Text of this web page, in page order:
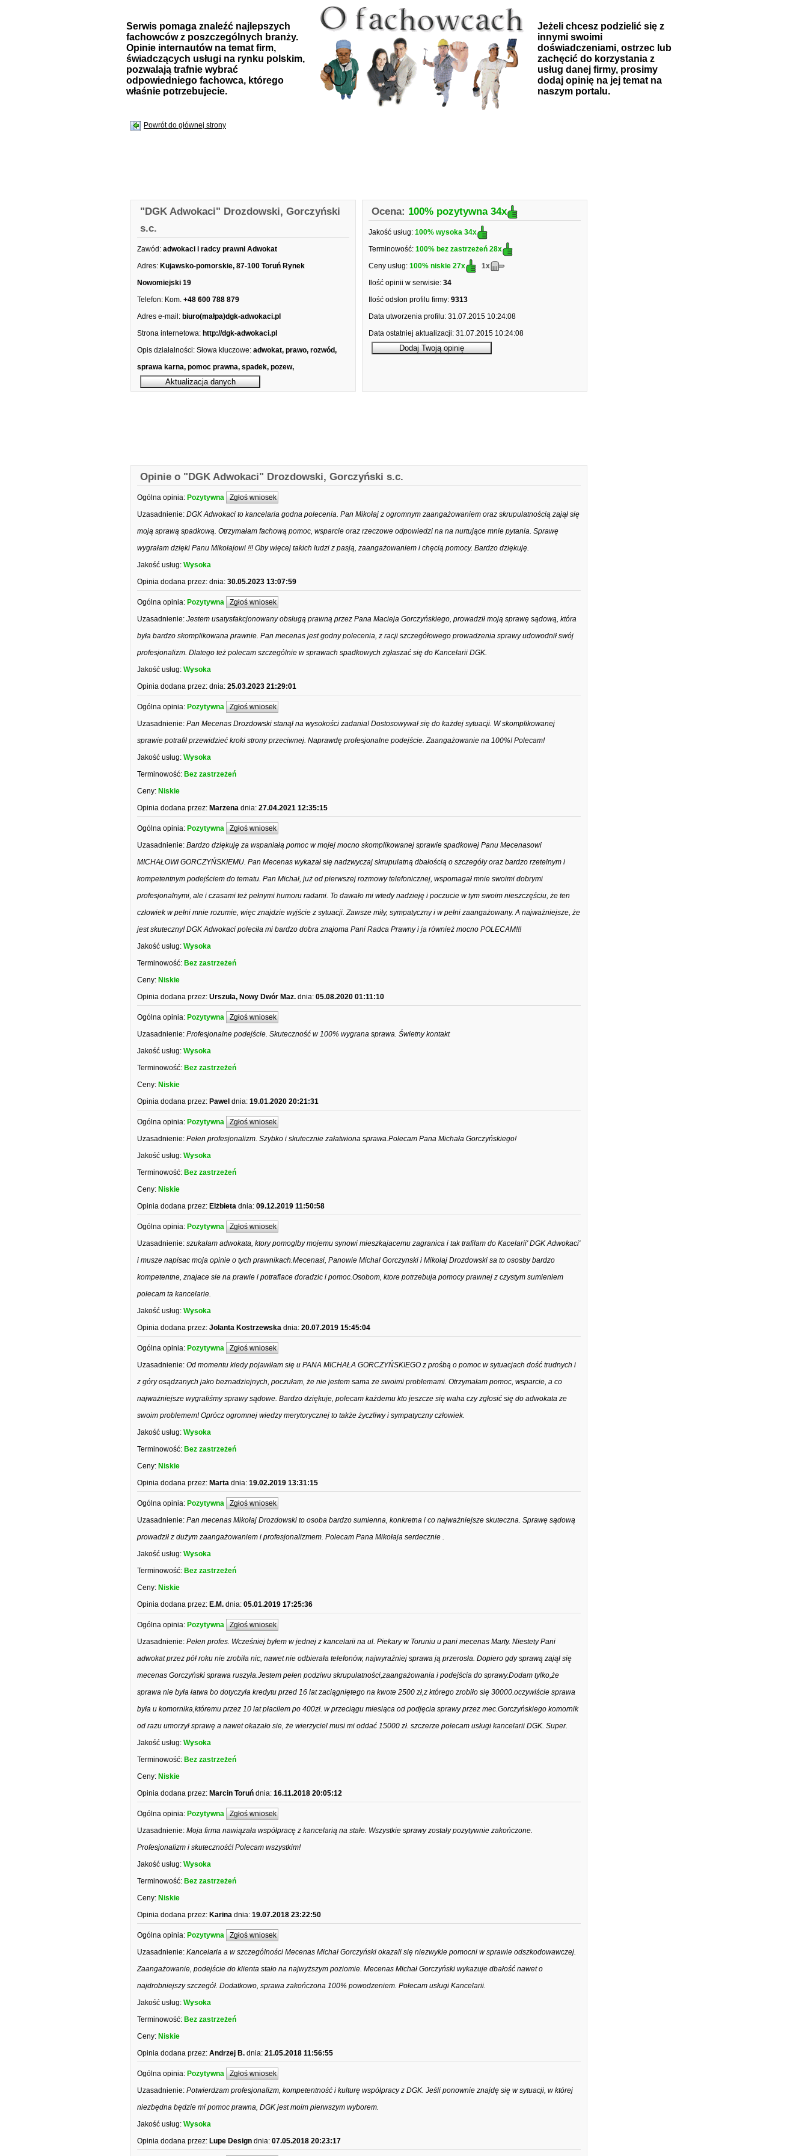
Serwis pomaga znaleźć najlepszych
fachowców z poszczególnych branży.
Opinie internautów na temat firm,
świadczących usługi na rynku polskim,
pozwalają trafnie wybrać
odpowiedniego fachowca, którego
właśnie potrzebujecie.
Jeżeli chcesz podzielić się z
innymi swoimi
doświadczeniami, ostrzec lub
zachęcić do korzystania z
usług danej firmy, prosimy
dodaj opinię na jej temat na
naszym portalu.
Powrót do głównej strony
"DGK Adwokaci" Drozdowski, Gorczyński
s.c.
Zawód: adwokaci i radcy prawni Adwokat
Adres: Kujawsko-pomorskie, 87-100 Toruń Rynek
Nowomiejski 19
Telefon: Kom. +48 600 788 879
Adres e-mail: biuro(małpa)dgk-adwokaci.pl
Strona internetowa: http://dgk-adwokaci.pl
Opis działalności: Słowa kluczowe: adwokat, prawo, rozwód,
sprawa karna, pomoc prawna, spadek, pozew,
Ocena: 100% pozytywna 34x
Jakość usług: 100% wysoka 34x
Terminowość: 100% bez zastrzeżeń 28x
Ceny usług: 100% niskie 27x
1x
Ilość opinii w serwisie: 34
Ilość odsłon profilu firmy: 9313
Data utworzenia profilu: 31.07.2015 10:24:08
Data ostatniej aktualizacji: 31.07.2015 10:24:08
Opinie o "DGK Adwokaci" Drozdowski, Gorczyński s.c.
Ogólna opinia: Pozytywna Zgłoś wniosek
Uzasadnienie: DGK Adwokaci to kancelaria godna polecenia. Pan Mikołaj z ogromnym zaangażowaniem oraz skrupulatnością zajął się
moją sprawą spadkową. Otrzymałam fachową pomoc, wsparcie oraz rzeczowe odpowiedzi na na nurtujące mnie pytania. Sprawę
wygrałam dzięki Panu Mikołajowi !!! Oby więcej takich ludzi z pasją, zaangażowaniem i chęcią pomocy. Bardzo dziękuję.
Jakość usług: Wysoka
Opinia dodana przez: dnia: 30.05.2023 13:07:59
Ogólna opinia: Pozytywna Zgłoś wniosek
Uzasadnienie: Jestem usatysfakcjonowany obsługą prawną przez Pana Macieja Gorczyńskiego, prowadził moją sprawę sądową, która
była bardzo skomplikowana prawnie. Pan mecenas jest godny polecenia, z racji szczegółowego prowadzenia sprawy udowodnił swój
profesjonalizm. Dlatego też polecam szczególnie w sprawach spadkowych zgłaszać się do Kancelarii DGK.
Jakość usług: Wysoka
Opinia dodana przez: dnia: 25.03.2023 21:29:01
Ogólna opinia: Pozytywna Zgłoś wniosek
Uzasadnienie: Pan Mecenas Drozdowski stanął na wysokości zadania! Dostosowywał się do każdej sytuacji. W skomplikowanej
sprawie potrafił przewidzieć kroki strony przeciwnej. Naprawdę profesjonalne podejście. Zaangażowanie na 100%! Polecam!
Jakość usług: Wysoka
Terminowość: Bez zastrzeżeń
Ceny: Niskie
Opinia dodana przez: Marzena dnia: 27.04.2021 12:35:15
Ogólna opinia: Pozytywna Zgłoś wniosek
Uzasadnienie: Bardzo dziękuję za wspaniałą pomoc w mojej mocno skomplikowanej sprawie spadkowej Panu Mecenasowi
MICHAŁOWI GORCZYŃSKIEMU. Pan Mecenas wykazał się nadzwyczaj skrupulatną dbałością o szczegóły oraz bardzo rzetelnym i
kompetentnym podejściem do tematu. Pan Michał, już od pierwszej rozmowy telefonicznej, wspomagał mnie swoimi dobrymi
profesjonalnymi, ale i czasami też pełnymi humoru radami. To dawało mi wtedy nadzieję i poczucie w tym swoim nieszczęściu, że ten
człowiek w pełni mnie rozumie, więc znajdzie wyjście z sytuacji. Zawsze miły, sympatyczny i w pełni zaangażowany. A najważniejsze, że
jest skuteczny! DGK Adwokaci poleciła mi bardzo dobra znajoma Pani Radca Prawny i ja również mocno POLECAM!!!
Jakość usług: Wysoka
Terminowość: Bez zastrzeżeń
Ceny: Niskie
Opinia dodana przez: Urszula, Nowy Dwór Maz. dnia: 05.08.2020 01:11:10
Ogólna opinia: Pozytywna Zgłoś wniosek
Uzasadnienie: Profesjonalne podejście. Skuteczność w 100% wygrana sprawa. Świetny kontakt
Jakość usług: Wysoka
Terminowość: Bez zastrzeżeń
Ceny: Niskie
Opinia dodana przez: Pawel dnia: 19.01.2020 20:21:31
Ogólna opinia: Pozytywna Zgłoś wniosek
Uzasadnienie: Pełen profesjonalizm. Szybko i skutecznie załatwiona sprawa.Polecam Pana Michała Gorczyńskiego!
Jakość usług: Wysoka
Terminowość: Bez zastrzeżeń
Ceny: Niskie
Opinia dodana przez: Elżbieta dnia: 09.12.2019 11:50:58
Ogólna opinia: Pozytywna Zgłoś wniosek
Uzasadnienie: szukalam adwokata, ktory pomoglby mojemu synowi mieszkajacemu zagranica i tak trafilam do Kacelarii' DGK Adwokaci'
i musze napisac moja opinie o tych prawnikach.Mecenasi, Panowie Michal Gorczynski i Mikolaj Drozdowski sa to ososby bardzo
kompetentne, znajace sie na prawie i potrafiace doradzic i pomoc.Osobom, ktore potrzebuja pomocy prawnej z czystym sumieniem
polecam ta kancelarie.
Jakość usług: Wysoka
Opinia dodana przez: Jolanta Kostrzewska dnia: 20.07.2019 15:45:04
Ogólna opinia: Pozytywna Zgłoś wniosek
Uzasadnienie: Od momentu kiedy pojawiłam się u PANA MICHAŁA GORCZYŃSKIEGO z prośbą o pomoc w sytuacjach dość trudnych i
z góry osądzanych jako beznadziejnych, poczułam, że nie jestem sama ze swoimi problemami. Otrzymałam pomoc, wsparcie, a co
najważniejsze wygraliśmy sprawy sądowe. Bardzo dziękuje, polecam każdemu kto jeszcze się waha czy zgłosić się do adwokata ze
swoim problemem! Oprócz ogromnej wiedzy merytorycznej to także życzliwy i sympatyczny człowiek.
Jakość usług: Wysoka
Terminowość: Bez zastrzeżeń
Ceny: Niskie
Opinia dodana przez: Marta dnia: 19.02.2019 13:31:15
Ogólna opinia: Pozytywna Zgłoś wniosek
Uzasadnienie: Pan mecenas Mikołaj Drozdowski to osoba bardzo sumienna, konkretna i co najważniejsze skuteczna. Sprawę sądową
prowadził z dużym zaangażowaniem i profesjonalizmem. Polecam Pana Mikołaja serdecznie .
Jakość usług: Wysoka
Terminowość: Bez zastrzeżeń
Ceny: Niskie
Opinia dodana przez: E.M. dnia: 05.01.2019 17:25:36
Ogólna opinia: Pozytywna Zgłoś wniosek
Uzasadnienie: Pełen profes. Wcześniej byłem w jednej z kancelarii na ul. Piekary w Toruniu u pani mecenas Marty. Niestety Pani
adwokat przez pół roku nie zrobiła nic, nawet nie odbierała telefonów, najwyraźniej sprawa ją przerosła. Dopiero gdy sprawą zajął się
mecenas Gorczyński sprawa ruszyła.Jestem pełen podziwu skrupulatności,zaangażowania i podejścia do sprawy.Dodam tylko,że
sprawa nie była łatwa bo dotyczyła kredytu przed 16 lat zaciągniętego na kwote 2500 zł,z którego zrobiło się 30000.oczywiście sprawa
była u komornika,któremu przez 10 lat płacilem po 400zł. w przeciągu miesiąca od podjęcia sprawy przez mec.Gorczyńskiego komornik
od razu umorzył sprawę a nawet okazało sie, że wierzyciel musi mi oddać 15000 zł. szczerze polecam usługi kancelarii DGK. Super.
Jakość usług: Wysoka
Terminowość: Bez zastrzeżeń
Ceny: Niskie
Opinia dodana przez: Marcin Toruń dnia: 16.11.2018 20:05:12
Ogólna opinia: Pozytywna Zgłoś wniosek
Uzasadnienie: Moja firma nawiązała współpracę z kancelarią na stałe. Wszystkie sprawy zostały pozytywnie zakończone.
Profesjonalizm i skuteczność! Polecam wszystkim!
Jakość usług: Wysoka
Terminowość: Bez zastrzeżeń
Ceny: Niskie
Opinia dodana przez: Karina dnia: 19.07.2018 23:22:50
Ogólna opinia: Pozytywna Zgłoś wniosek
Uzasadnienie: Kancelaria a w szczególności Mecenas Michał Gorczyński okazali się niezwykle pomocni w sprawie odszkodowawczej.
Zaangażowanie, podejście do klienta stało na najwyższym poziomie. Mecenas Michał Gorczyński wykazuje dbałość nawet o
najdrobniejszy szczegół. Dodatkowo, sprawa zakończona 100% powodzeniem. Polecam usługi Kancelarii.
Jakość usług: Wysoka
Terminowość: Bez zastrzeżeń
Ceny: Niskie
Opinia dodana przez: Andrzej B. dnia: 21.05.2018 11:56:55
Ogólna opinia: Pozytywna Zgłoś wniosek
Uzasadnienie: Potwierdzam profesjonalizm, kompetentność i kulturę współpracy z DGK. Jeśli ponownie znajdę się w sytuacji, w której
niezbędna będzie mi pomoc prawna, DGK jest moim pierwszym wyborem.
Jakość usług: Wysoka
Opinia dodana przez: Lupe Design dnia: 07.05.2018 20:23:17